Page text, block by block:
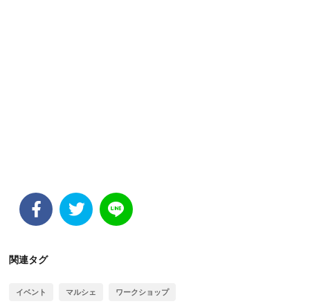
関連タグ
イベント マルシェ ワークショップ